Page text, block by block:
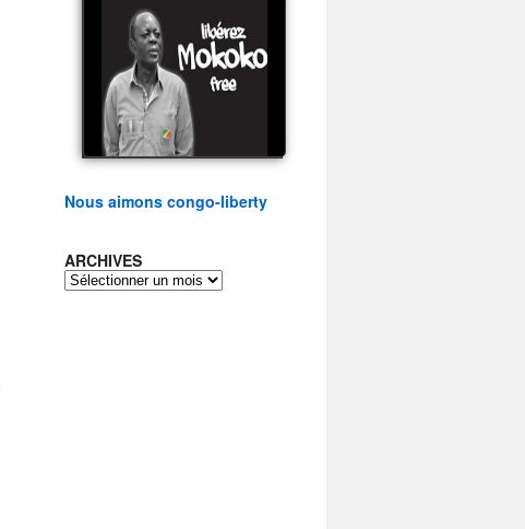
Le Général Mokoko est
l'unique légitimité
présidentielle du peuple
congolais
watch video
Nous aimons congo-liberty
ARCHIVES
ARCHIVES